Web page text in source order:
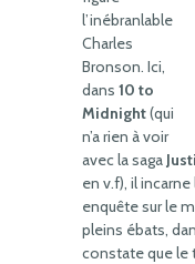
l’inébranlable
Charles
Bronson. Ici,
dans 10 to
Midnight(qui
n’a rien à voir
avec la saga
en v.f), il
enquête sur le
pleins ébats,
constate que le